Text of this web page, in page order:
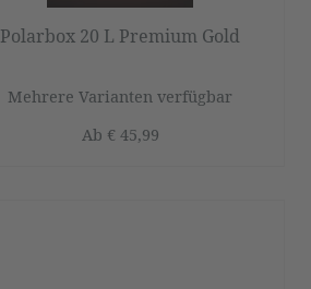
Polarbox 20 L Premium Gold
Mehrere Varianten verfügbar
Ab € 45,99